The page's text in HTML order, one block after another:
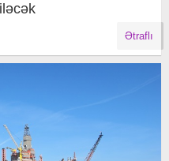
Ətraflı